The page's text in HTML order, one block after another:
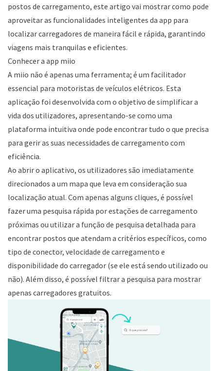
postos de carregamento, este artigo vai mostrar como pode
aproveitar as funcionalidades inteligentes da app para
localizar carregadores de maneira fácil e rápida, garantindo
viagens mais tranquilas e eficientes.
Conhecer a app miio
A miio não é apenas uma ferramenta; é um facilitador
essencial para motoristas de veículos elétricos. Esta
aplicação foi desenvolvida com o objetivo de simplificar a
vida dos utilizadores, apresentando-se como uma
plataforma intuitiva onde pode encontrar tudo o que precisa
para gerir as suas necessidades de carregamento com
eficiência.
Ao abrir o aplicativo, os utilizadores são imediatamente
direcionados a um mapa que leva em consideração sua
localização atual. Com apenas alguns cliques, é possível
fazer uma pesquisa rápida por estações de carregamento
próximas ou utilizar a função de pesquisa detalhada para
encontrar postos que atendam a critérios específicos, como
tipo de conector, velocidade de carregamento e
disponibilidade do carregador (se ele está sendo utilizado ou
não). Além disso, é possível filtrar a pesquisa para mostrar
apenas carregadores gratuitos.